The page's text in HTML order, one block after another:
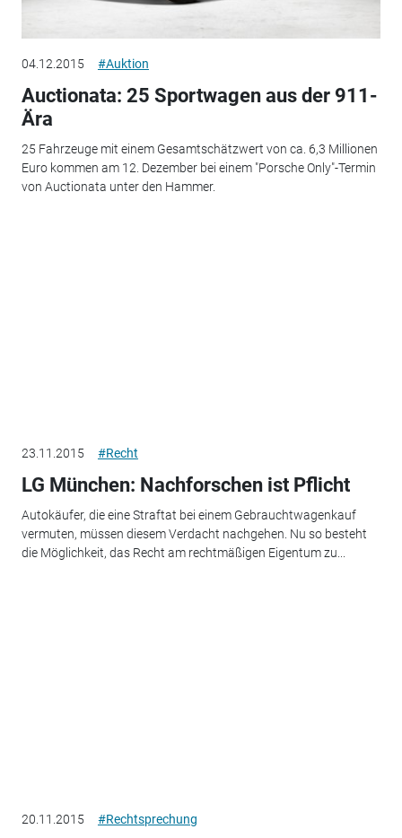
04.12.2015 #Auktion
Auctionata: 25 Sportwagen aus der 911-
Ära
25 Fahrzeuge mit einem Gesamtschätzwert von ca. 6,3 Millionen
Euro kommen am 12. Dezember bei einem "Porsche Only"-Termin
von Auctionata unter den Hammer.
23.11.2015 #Recht
LG München: Nachforschen ist Pflicht
Autokäufer, die eine Straftat bei einem Gebrauchtwagenkauf
vermuten, müssen diesem Verdacht nachgehen. Nu so besteht
die Möglichkeit, das Recht am rechtmäßigen Eigentum zu...
20.11.2015 #Rechtsprechung